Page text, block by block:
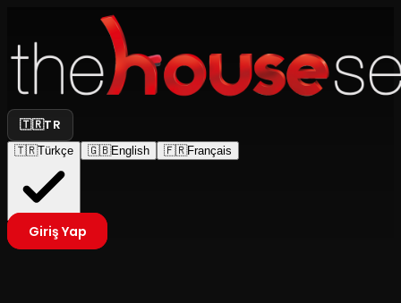
🇹🇷TR
🇹🇷Türkçe 🇬🇧English 🇫🇷Français
Giriş Yap